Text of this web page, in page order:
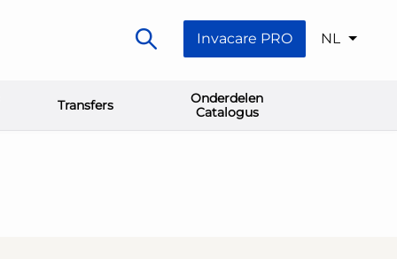
Transfers
Onderdelen
Catalogus
NL
Invacare PRO